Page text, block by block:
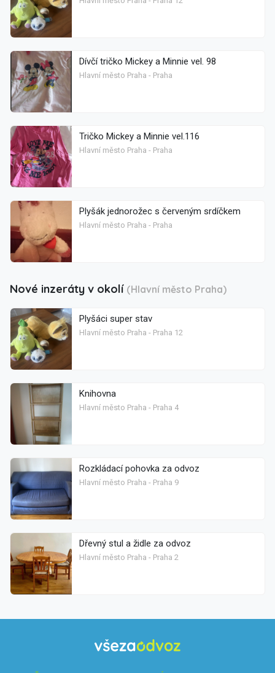
Dívčí tričko Mickey a Minnie vel. 98
Hlavní město Praha - Praha
Tričko Mickey a Minnie vel.116
Hlavní město Praha - Praha
Plyšák jednorožec s červeným srdíčkem
Hlavní město Praha - Praha
Nové inzeráty v okolí (Hlavní město Praha)
Plyšáci super stav
Hlavní město Praha - Praha 12
Knihovna
Hlavní město Praha - Praha 4
Rozkládací pohovka za odvoz
Hlavní město Praha - Praha 9
Dřevný stul a židle za odvoz
Hlavní město Praha - Praha 2